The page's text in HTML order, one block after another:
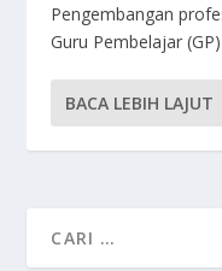
Pengembangan
Guru Pembelajar
BACA LEBIH LAJUT